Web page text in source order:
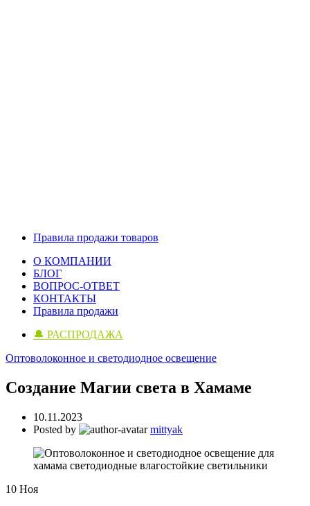
Правила продажи товаров
О КОМПАНИИ
БЛОГ
ВОПРОС-ОТВЕТ
КОНТАКТЫ
Правила продажи
🔔 РАСПРОДАЖА
Оптоволоконное и светодиодное освещение
Создание Магии света в Хамаме
10.11.2023
Posted by
mittyak
10 Ноя